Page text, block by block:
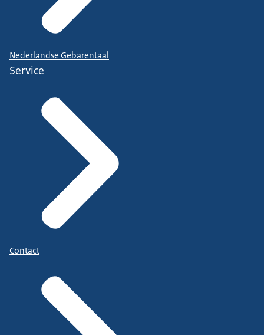
Nederlandse Gebarentaal
Service
Contact